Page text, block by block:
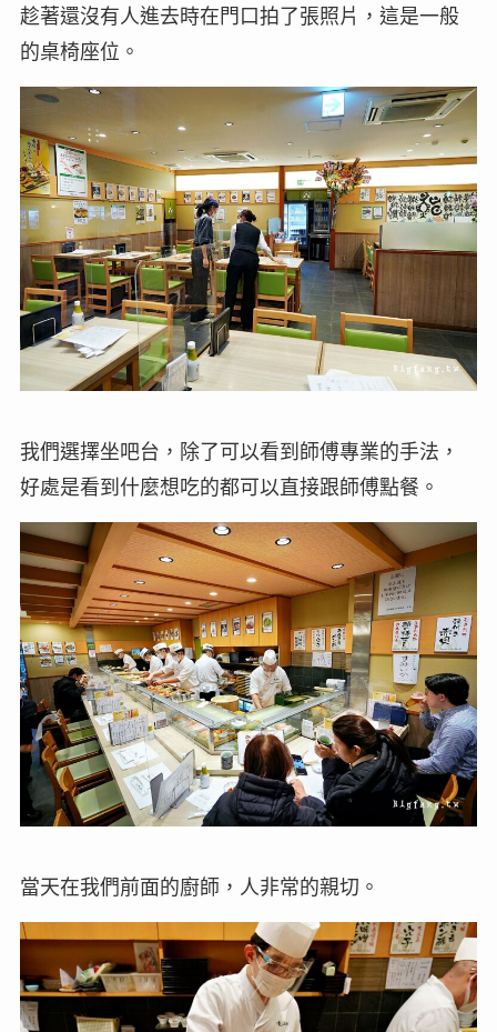
趁著還沒有人進去時在門口拍了張照片，這是一般
的桌椅座位。
我們選擇坐吧台，除了可以看到師傅專業的手法，
好處是看到什麼想吃的都可以直接跟師傅點餐。
當天在我們前面的廚師，人非常的親切。